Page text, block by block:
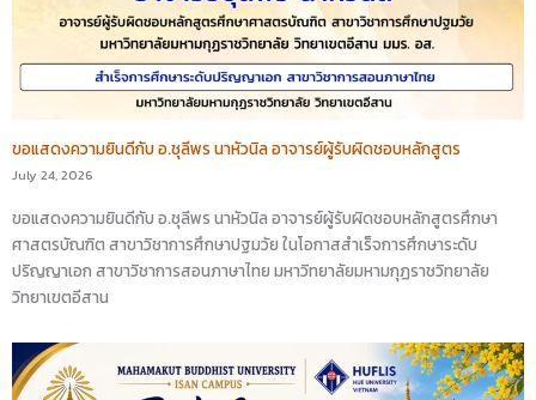
ขอแสดงความยินดีกับ อ.ชุลีพร นาหัวนิล อาจารย์ผู้รับผิดชอบหลักสูตร
July 24, 2026
ขอแสดงความยินดีกับ อ.ชุลีพร นาหัวนิล อาจารย์ผู้รับผิดชอบหลักสูตรศึกษา
ศาสตรบัณฑิต สาขาวิชาการศึกษาปฐมวัย ในโอกาสสำเร็จการศึกษาระดับ
ปริญญาเอก สาขาวิชาการสอนภาษาไทย มหาวิทยาลัยมหามกุฏราชวิทยาลัย
วิทยาเขตอีสาน